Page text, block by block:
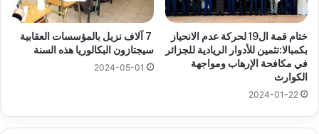
ختام قمة ال19 لحركة عدم الانحياز
بكمبالا:تثمين للأدوار الريادية للجزائر
في مكافحة الإرهاب ومواجهة
الكوارث
2024-01-22
7 آلاف نزيل بالمؤسسات العقابية
سيجتازون البكالوريا هذه السنة
2024-05-01